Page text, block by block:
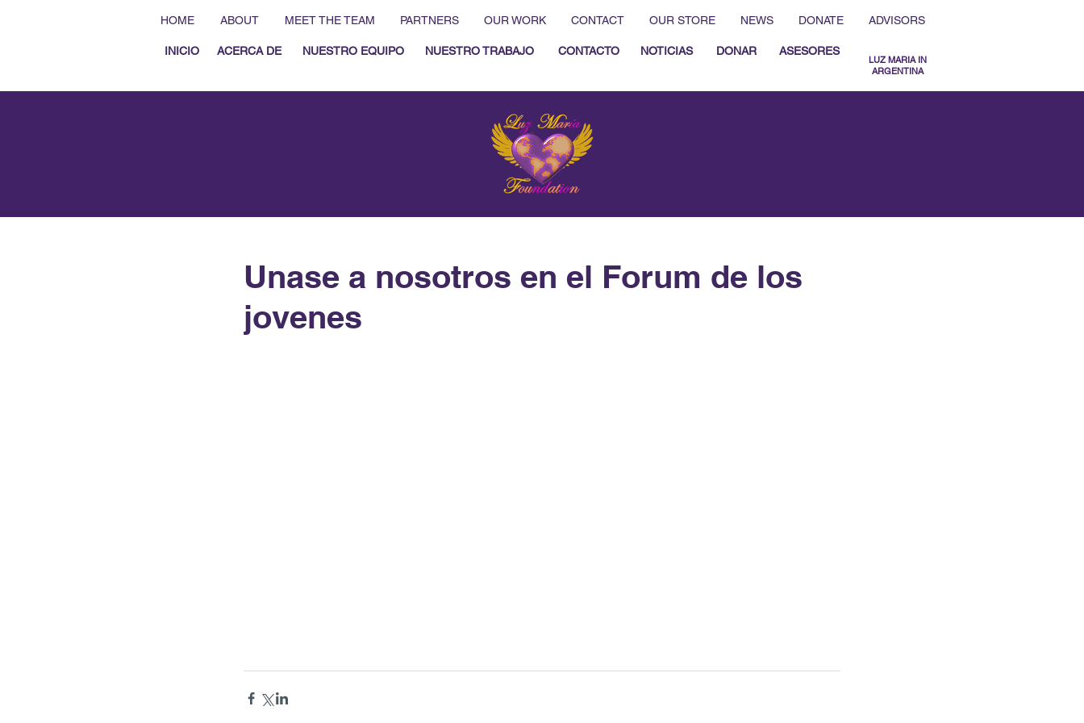
HOME ABOUT MEET THE TEAM PARTNERS OUR WORK CONTACT OUR STORE NEWS DONATE ADVISORS
INICIO ACERCA DE NUESTRO EQUIPO NUESTRO TRABAJO CONTACTO NOTICIAS DONAR ASESORES
LUZ MARIA IN
ARGENTINA
Unase a nosotros en el Forum de los
jovenes